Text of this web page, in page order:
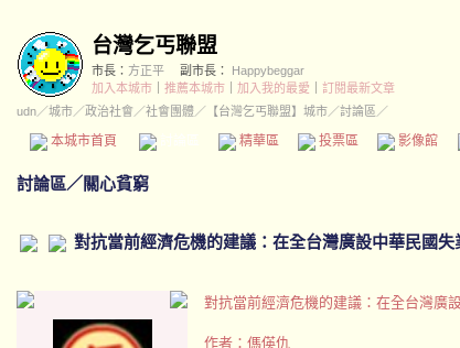
台灣乞丐聯盟
市長： 方正平 副市長：
Happybeggar
加入本城市
推薦本城市 加入我的最愛
訂閱最新文章
udn／城市／政治社會 ／社會團體／ 【台灣乞丐聯盟】城市／討論區／
本城市首頁 精華區 投票區 影像館
討論區／ 關心貧窮
對抗當前經濟危機的建議：在全台灣廣設中華民國
對抗當前經濟危機的建議：在全台灣廣
作者：傌偀仇